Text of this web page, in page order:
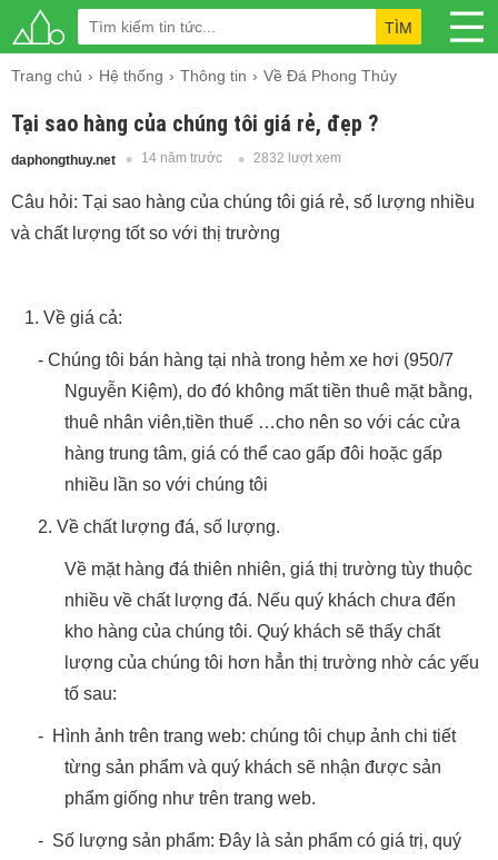
Trang chủ Hệ thống Thông tin Về Đá Phong Thủy
Tại sao hàng của chúng tôi giá rẻ, đẹp ?
daphongthuy.net 14 năm trước 2832 lượt xem
Câu hỏi: Tại sao hàng của chúng tôi giá rẻ, số lượng nhiều
và chất lượng tốt so với thị trường
1. Về giá cả:
- Chúng tôi bán hàng tại nhà trong hẻm xe hơi (950/7
Nguyễn Kiệm), do đó không mất tiền thuê mặt bằng,
thuê nhân viên,tiền thuế …cho nên so với các cửa
hàng trung tâm, giá có thể cao gấp đôi hoặc gấp
nhiều lần so với chúng tôi
2. Về chất lượng đá, số lượng.
Về mặt hàng đá thiên nhiên, giá thị trường tùy thuộc
nhiều về chất lượng đá. Nếu quý khách chưa đến
kho hàng của chúng tôi. Quý khách sẽ thấy chất
lượng của chúng tôi hơn hẳn thị trường nhờ các yếu
tố sau:
- Hình ảnh trên trang web: chúng tôi chụp ảnh chi tiết
từng sản phẩm và quý khách sẽ nhận được sản
phẩm giống như trên trang web.
- Số lượng sản phẩm: Đây là sản phẩm có giá trị, quý
TÌM